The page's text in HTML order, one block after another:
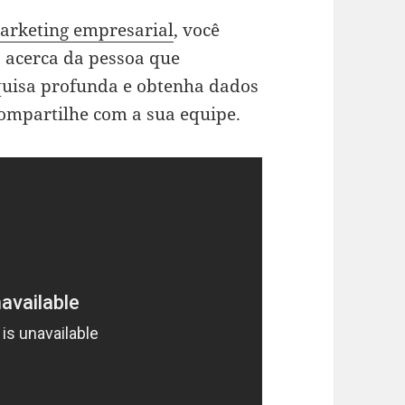
empresarial, você
da pessoa que
profunda e obtenha dados
com a sua equipe.